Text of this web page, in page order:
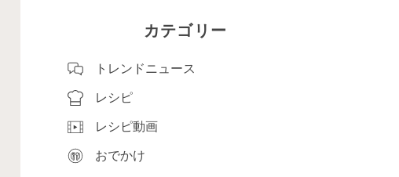
カテゴリー
トレンドニュース
レシピ
レシピ動画
おでかけ